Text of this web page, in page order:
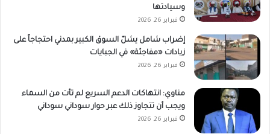
وسيادتها
فبراير 26, 2026
إضراب شامل يشلّ السوق الكبير بمدني احتجاجاً على
زيادات «مفاجئة» في الجبايات
فبراير 26, 2026
مناوي: انتهاكات الدعم السريع لم تأت من السماء
ويجب أن تتجاوز ذلك عبر حوار سوداني سوداني
فبراير 26, 2026